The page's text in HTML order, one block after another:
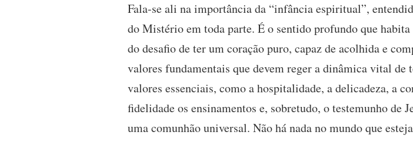
Fala-se ali na importância da “infância espiritual”,
do Mistério em toda parte. É o sentido profundo que
do desafio de ter um coração puro, capaz de acolhida e
valores fundamentais que devem reger a dinâmica vital de
valores essenciais, como a hospitalidade, a delicadeza, a
fidelidade os ensinamentos e, sobretudo, o testemunho de
uma comunhão universal. Não há nada no mundo que